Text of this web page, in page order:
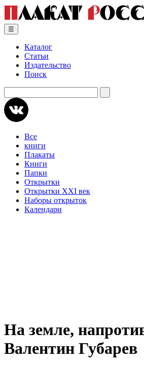
Skip
content
☰
Каталог
Статьи
Издательство
Поиск
Все
книги
Плакаты
Книги
Папки
Открытки
Открытки XXI век
Наборы открыток
Календари
На земле,
Валентин Губарев